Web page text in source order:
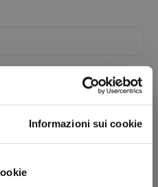
Informazioni sui cookie
CHANGEMENT DE TAILLE SUR
?